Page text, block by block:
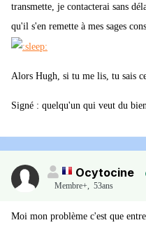
transmette, je contacterai sans
qu'il s'en remette à mes sages
Alors Hugh, si tu me lis, tu sais
Signé : quelqu'un qui veut du
Ocytocine
Membre+, 53ans
Moi mon problème c'est que